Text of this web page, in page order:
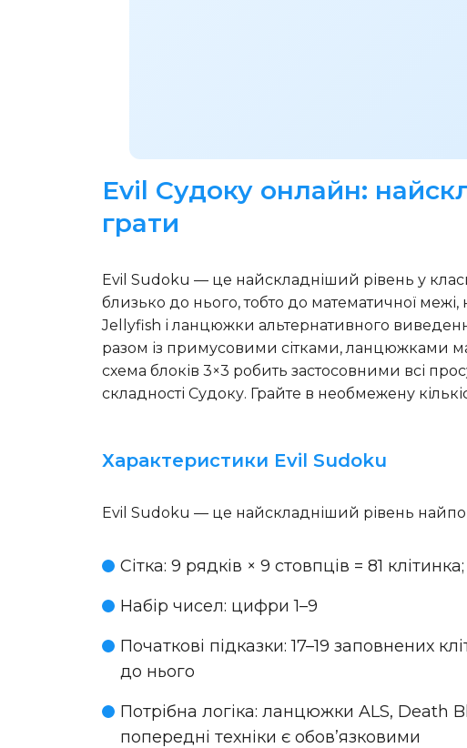
Evil Судоку онлайн:
грати
Evil Sudoku — це найскладніший рівень у
близько до нього, тобто до математичної
Jellyfish і ланцюжки альтернативного
разом із примусовими сітками, ланцюжками
схема блоків 3×3 робить застосовними всі
складності Судоку. Грайте в необмежену
Характеристики Evil Sudoku
Evil Sudoku — це найскладніший рівень
Сітка: 9 рядків × 9 стовпців = 81
Набір чисел: цифри 1–9
Початкові підказки: 17–19 заповнених
до нього
Потрібна логіка: ланцюжки ALS, Death
попередні техніки є обов’язковими